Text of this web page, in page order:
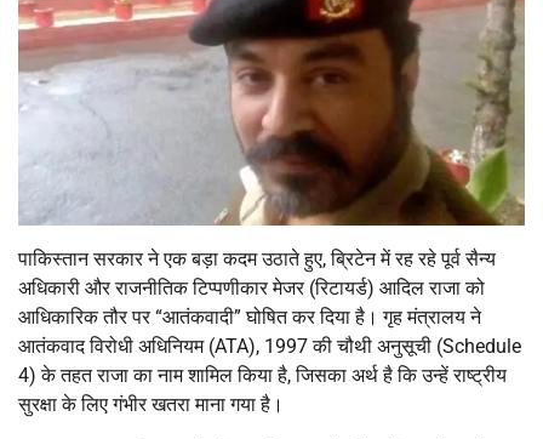
पाकिस्तान सरकार ने एक बड़ा कदम उठाते हुए, ब्रिटेन में रह रहे पूर्व सैन्य
अधिकारी और राजनीतिक टिप्पणीकार मेजर (रिटायर्ड) आदिल राजा को
आधिकारिक तौर पर “आतंकवादी” घोषित कर दिया है। गृह मंत्रालय ने
आतंकवाद विरोधी अधिनियम (ATA), 1997 की चौथी अनुसूची (Schedule
4) के तहत राजा का नाम शामिल किया है, जिसका अर्थ है कि उन्हें राष्ट्रीय
सुरक्षा के लिए गंभीर खतरा माना गया है।